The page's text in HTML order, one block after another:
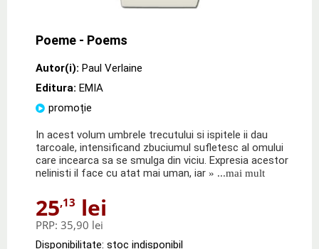
Poeme - Poems
Autor(i): Paul Verlaine
Editura: EMIA
promoție
In acest volum umbrele trecutului si ispitele ii dau
tarcoale, intensificand zbuciumul sufletesc al omului
care incearca sa se smulga din viciu. Expresia acestor
nelinisti il face cu atat mai uman, iar » ...mai mult
25,13 lei
PRP: 35,90 lei
Disponibilitate: stoc indisponibil